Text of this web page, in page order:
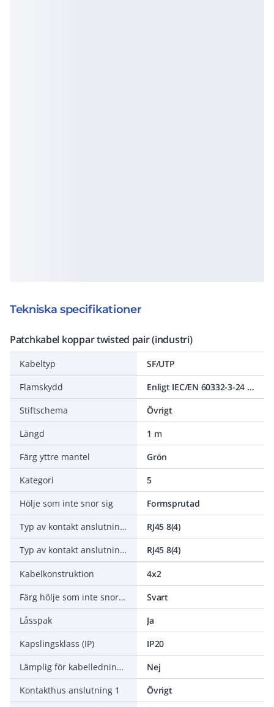
Tekniska specifikationer
Patchkabel koppar twisted pair (industri)
Kabeltyp
SF/UTP
Flamskydd
Enligt IEC/EN 60332-3-24 (F4C)
Stiftschema
Övrigt
Längd
1 m
Färg yttre mantel
Grön
Kategori
5
Hölje som inte snor sig
Formsprutad
Typ av kontakt anslutning 1
RJ45 8(4)
Typ av kontakt anslutning 2
RJ45 8(4)
Kabelkonstruktion
4x2
Färg hölje som inte snor sig
Svart
Låsspak
Ja
Kapslingsklass (IP)
IP20
Lämplig för kabelledningskedja
Nej
Kontakthus anslutning 1
Övrigt